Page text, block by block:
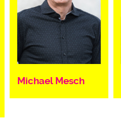
Michael Mesch